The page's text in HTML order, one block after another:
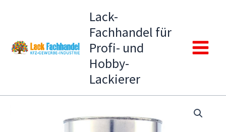
Lack-
Fachhandel für
Profi- und
Hobby-
Lackierer
Main